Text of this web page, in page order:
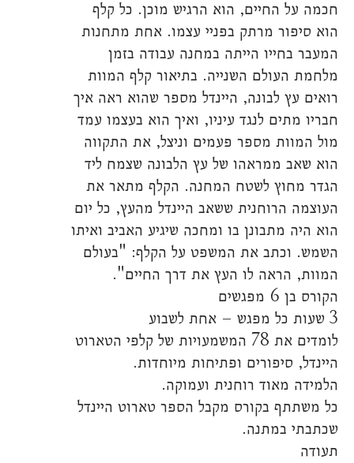
format_underlined
קו תחתי לקישורים
font_download
סימון קישורים
cached
איפוס כל ההגדרות
חכמה על החיים, הוא הרגיש מוכן. כל קלף
הוא סיפור מרתק בפניי עצמו. אחת מתחנות
המעבר בחייו הייתה במחנה עבודה בזמן
מלחמת העולם השנייה. בתיאור קלף המוות
רואים עץ לבונה, היינדל מספר שהוא ראה איך
חבריו מתים לנגד עיניו, ואיך הוא בעצמו עמד
מול המוות מספר פעמים וניצל, את התקווה
הוא שאב ממראהו של עץ הלבונה שצמח ליד
הגדר מחוץ לשטח המחנה. הקלף מתאר את
העוצמה הרוחנית ששאב היינדל מהעץ, כל יום
הוא היה מתבונן בו ומחכה שיגיע האביב ואיתו
השמש. וכתב את המשפט על הקלף: "בעולם
המוות, הראה לו העץ את דרך החיים".
הקורס בן 6 מפגשים
3 שעות כל מפגש – אחת לשבוע
לומדים את 78 המשמעויות של קלפי הטארוט
היינדל, סיפורים ופתיחות מיוחדות.
הלמידה מאוד רוחנית ועמוקה.
כל משתתף בקורס מקבל הספר טארוט היינדל
שכתבתי במתנה.
תעודה